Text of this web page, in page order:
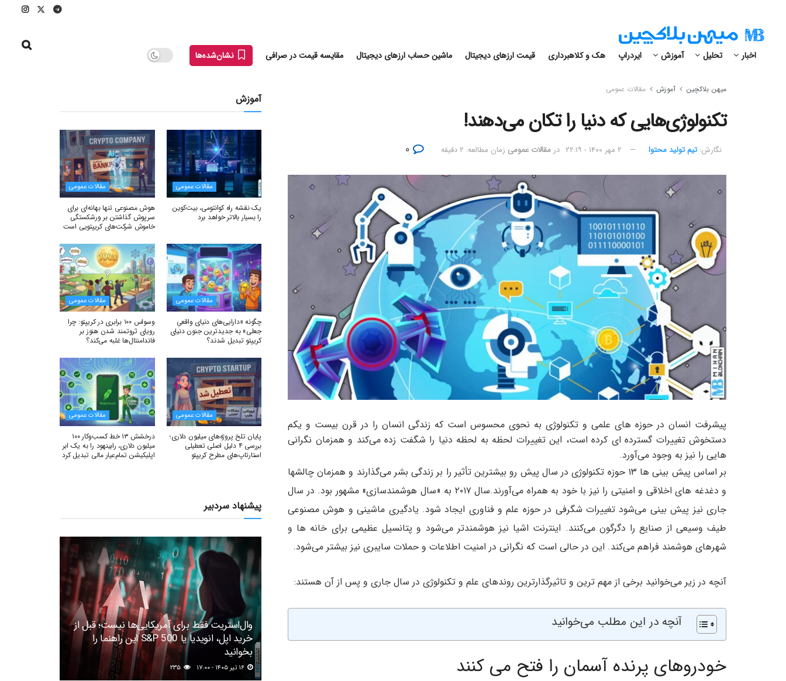
اخبار تحلیل آموزش ایردراپ هک و کلاهبرداری قیمت ارزهای دیجیتال ماشین حساب ارزهای دیجیتال مقایسه قیمت در صرافی نشان‌شده‌ها
میهن بلاکچین آموزش مقالات عمومی
تکنولوژی‌هایی که دنیا را تکان می‌دهند!
نگارش:‌ تیم تولید محتوا ۲ مهر ۱۴۰۰ - ۲۲:۱۹ در مقالات عمومی زمان مطالعه: ۲ دقیقه
پیشرفت انسان در حوزه های علمی و تکنولوژی به نحوی محسوس است که زندگی انسان را در قرن بیست و یکم
دستخوش تغییرات گسترده ای کرده است، این تغییرات لحظه به لحظه دنیا را شگفت زده می‌کند و همزمان نگرانی
هایی را نیز به وجود می‌آورد.
بر اساس پیش بینی ها ۱۳ حوزه تکنولوژی در سال پیش رو بیشترین تأثیر را بر زندگی بشر می‌گذارند و همزمان چالشها
و دغدغه های اخلاقی و امنیتی را نیز با خود به همراه می‌آورند.سال ۲۰۱۷ به «سال هوشمندسازی» مشهور بود. در سال
جاری نیز پیش بینی می‌شود تغییرات شگرفی در حوزه علم و فناوری ایجاد شود. یادگیری ماشینی و هوش مصنوعی
طیف وسیعی از صنایع را دگرگون می‌کنند. اینترنت اشیا نیز هوشمندتر می‌شود و پتانسیل عظیمی برای خانه ها و
شهرهای هوشمند فراهم می‌کند. این در حالی است که نگرانی در امنیت اطلاعات و حملات سایبری نیز بیشتر می‌شود.
آنچه در زیر می‌خوانید برخی از مهم ترین و تاثیرگذارترین روندهای علم و تکنولوژی در سال جاری و پس از آن هستند:
آنچه در این مطلب می‌خوانید
خودروهای پرنده آسمان را فتح می کنند
آموزش
مقالات عمومی
یک نقشه راه کوانتومی، بیت‌کوین
را بسیار بالاتر خواهد برد
مقالات عمومی
هوش مصنوعی تنها بهانه‌ای برای
سرپوش گذاشتن بر ورشکستگی
خاموش شرکت‌های کریپتویی است
مقالات عمومی
چگونه «دارایی‌های دنیای واقعیِ
جعلی» به جدیدترین جنون دنیای
کریپتو تبدیل شدند؟
مقالات عمومی
وسواس ۱۰۰ برابری در کریپتو: چرا
رویای ثروتمند شدن هنوز بر
فاندامنتال‌ها غلبه می‌کند؟
مقالات عمومی
پایان تلخ پروژه‌های میلیون دلاری؛
بررسی ۴ دلیل اصلی تعطیلی
استارتاپ‌های مطرح کریپتو
مقالات عمومی
درخشش ۱۳ خط کسب‌وکار ۱۰۰
میلیون دلاری، رابینهود را به یک ابر
اپلیکیشن تمام‌عیار مالی تبدیل کرد
پیشنهاد سردبیر
وال‌استریت فقط برای آمریکایی‌ها نیست؛ قبل از
خرید اپل، انویدیا یا S&P 500 این راهنما را
بخوانید